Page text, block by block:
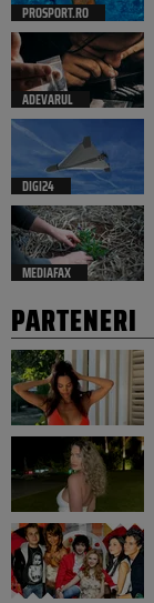
PROSPORT.RO
ADEVARUL
DIGI24
MEDIAFAX
PARTENERI